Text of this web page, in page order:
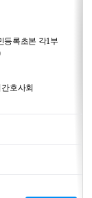
등록초본 각1부
호사회